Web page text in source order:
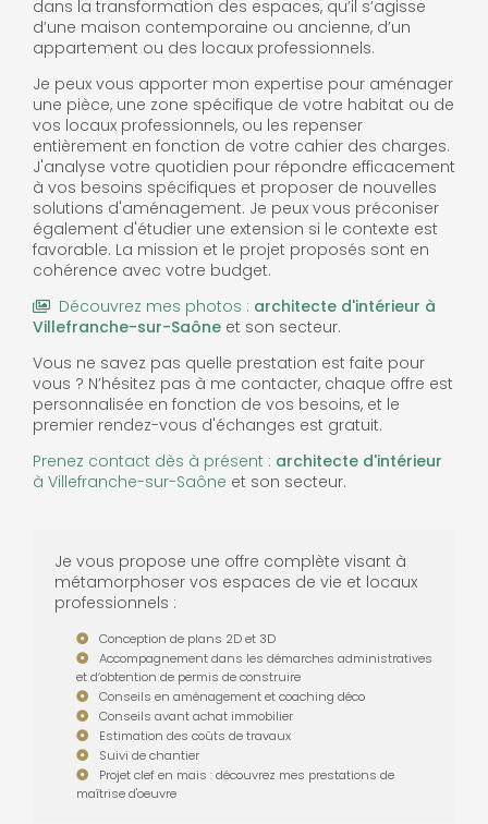
dans la transformation des espaces, qu’il s’agisse
d’une maison contemporaine ou ancienne, d’un
appartement ou des locaux professionnels.
Je peux vous apporter mon expertise pour aménager
une pièce, une zone spécifique de votre habitat ou de
vos locaux professionnels, ou les repenser
entièrement en fonction de votre cahier des charges.
J'analyse votre quotidien pour répondre efficacement
à vos besoins spécifiques et proposer de nouvelles
solutions d'aménagement. Je peux vous préconiser
également d'étudier une extension si le contexte est
favorable. La mission et le projet proposés sont en
cohérence avec votre budget.
Découvrez mes photos : architecte d'intérieur à
Villefranche-sur-Saône et son secteur.
Vous ne savez pas quelle prestation est faite pour
vous ? N’hésitez pas à me contacter, chaque offre est
personnalisée en fonction de vos besoins, et le
premier rendez-vous d'échanges est gratuit.
Prenez contact dès à présent : architecte d'intérieur
à Villefranche-sur-Saône et son secteur.
Je vous propose une offre complète visant à
métamorphoser vos espaces de vie et locaux
professionnels :
Conception de plans 2D et 3D
Accompagnement dans les démarches administratives
et d’obtention de permis de construire
Conseils en aménagement et coaching déco
Conseils avant achat immobilier
Estimation des coûts de travaux
Suivi de chantier
Projet clef en mais : découvrez mes prestations de
maîtrise d'oeuvre